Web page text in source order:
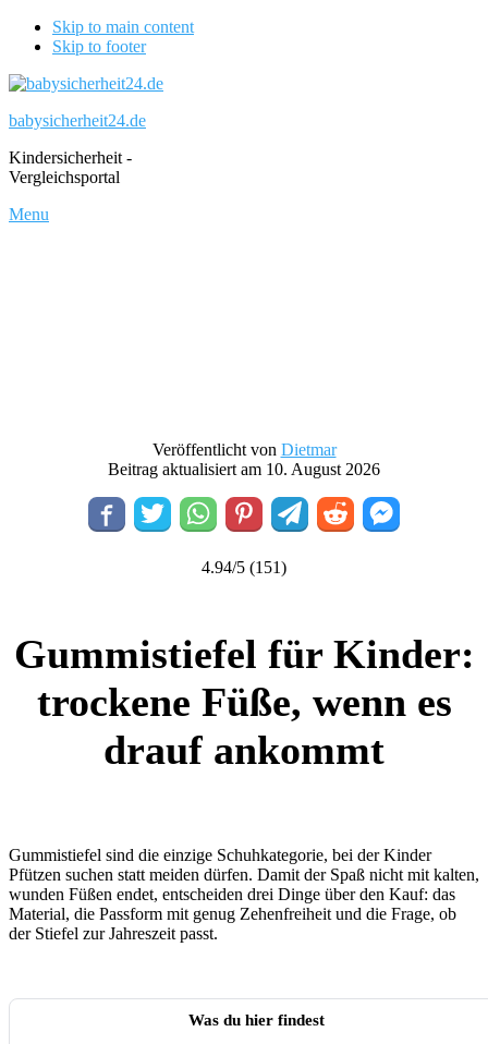
Skip to main content
Skip to footer
babysicherheit24.de
Kindersicherheit -
Vergleichsportal
Menu
Veröffentlicht von Dietmar
Beitrag aktualisiert am 10. August 2026
4.94/5 (151)
Gummistiefel für Kinder:
trockene Füße, wenn es
drauf ankommt
Gummistiefel sind die einzige Schuhkategorie, bei der Kinder
Pfützen suchen statt meiden dürfen. Damit der Spaß nicht mit kalten,
wunden Füßen endet, entscheiden drei Dinge über den Kauf: das
Material, die Passform mit genug Zehenfreiheit und die Frage, ob
der Stiefel zur Jahreszeit passt.
Was du hier findest